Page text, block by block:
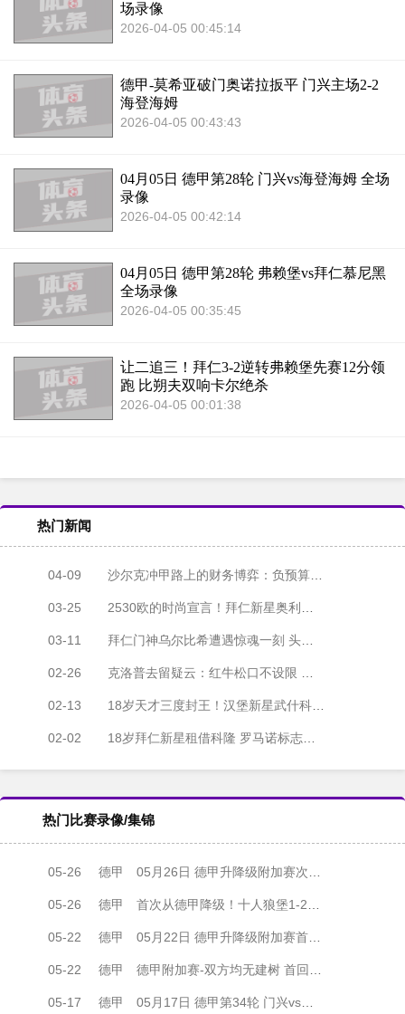
场录像
2026-04-05 00:45:14
德甲-莫希亚破门奥诺拉扳平 门兴主场2-2
海登海姆
2026-04-05 00:43:43
04月05日 德甲第28轮 门兴vs海登海姆 全场
录像
2026-04-05 00:42:14
04月05日 德甲第28轮 弗赖堡vs拜仁慕尼黑
全场录像
2026-04-05 00:35:45
让二追三！拜仁3-2逆转弗赖堡先赛12分领
跑 比朔夫双响卡尔绝杀
2026-04-05 00:01:38
热门新闻
04-09 沙尔克冲甲路上的财务博弈：负预算下如何玩转夏窗？
03-25 2530欧的时尚宣言！拜仁新星奥利塞的米奇皮草帽引爆国家队报到日
03-11 拜仁门神乌尔比希遭遇惊魂一刻 头部伤势恐缺席关键战役
02-26 克洛普去留疑云：红牛松口不设限 格拉斯纳虎视眈眈
02-13 18岁天才三度封王！汉堡新星武什科维奇再夺德甲月度最佳
02-02 18岁拜仁新星租借科隆 罗马诺标志性官宣引爆转会市场
热门比赛录像/集锦
05-26 德甲 05月26日 德甲升降级附加赛次回合 帕德博恩vs沃尔夫斯堡 全场录像
05-26 德甲 首次从德甲降级！十人狼堡1-2遭帕德博恩逆转 库尔达加时赛制胜
05-22 德甲 05月22日 德甲升降级附加赛首回合 沃尔夫斯堡vs帕德博恩 全场录像
05-22 德甲 德甲附加赛-双方均无建树 首回合沃尔夫斯堡0-0帕德博恩
05-17 德甲 05月17日 德甲第34轮 门兴vs霍芬海姆 全场录像